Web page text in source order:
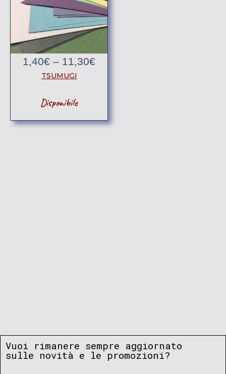
1,40€ – 11,30€
TSUMUGI
Disponibile
Vuoi rimanere sempre aggiornato
sulle novità e le promozioni?